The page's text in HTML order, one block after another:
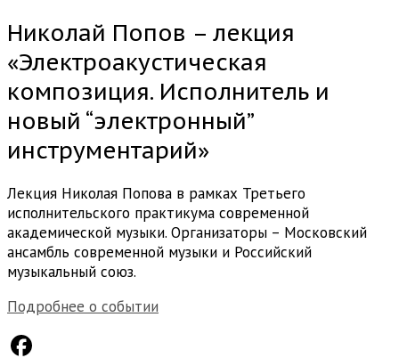
Николай Попов – лекция
«Электроакустическая
композиция. Исполнитель и
новый “электронный”
инструментарий»
Лекция Николая Попова в рамках Третьего
исполнительского практикума современной
академической музыки. Организаторы – Московский
ансамбль современной музыки и Российский
музыкальный союз.
Подробнее о событии